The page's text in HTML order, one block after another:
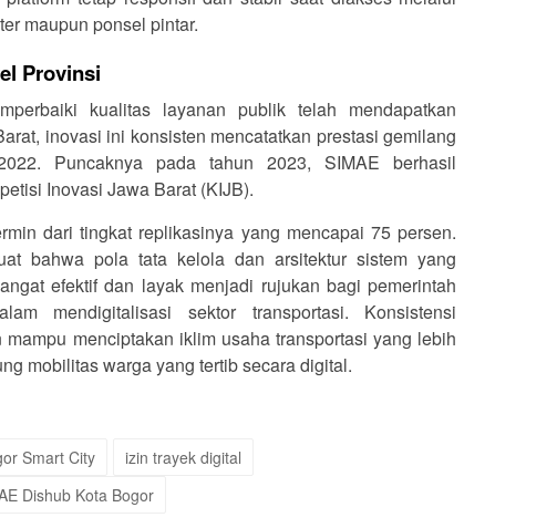
maupun ponsel pintar.
Provinsi
kualitas layanan publik telah mendapatkan
inovasi ini konsisten mencatatkan prestasi gemilang
Puncaknya pada tahun 2023, SIMAE berhasil
Inovasi Jawa Barat (KIJB).
dari tingkat replikasinya yang mencapai 75 persen.
bahwa pola tata kelola dan arsitektur sistem yang
efektif dan layak menjadi rujukan bagi pemerintah
mendigitalisasi sektor transportasi. Konsistensi
menciptakan iklim usaha transportasi yang lebih
mobilitas warga yang tertib secara digital.
Smart City
izin trayek digital
Dishub Kota Bogor